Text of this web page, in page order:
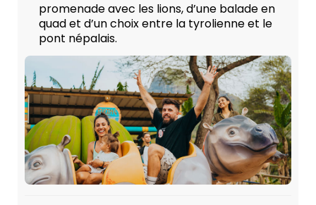
promenade avec les lions, d’une balade en
quad et d’un choix entre la tyrolienne et le
pont népalais.